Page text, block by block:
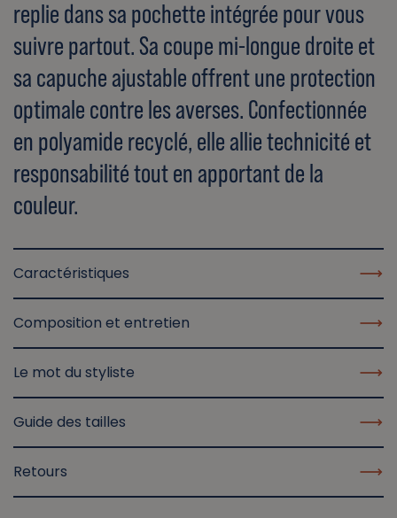
replie dans sa pochette intégrée pour vous
suivre partout. Sa coupe mi-longue droite et
sa capuche ajustable offrent une protection
optimale contre les averses. Confectionnée
en polyamide recyclé, elle allie technicité et
responsabilité tout en apportant de la
couleur.
Caractéristiques
Composition et entretien
Le mot du styliste
Guide des tailles
Retours